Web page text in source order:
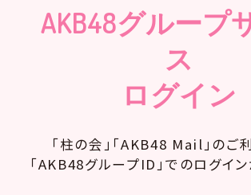
AKB48グループ
ス
ログイン
「柱の会」「AKB48 Mail」のご
「AKB48グループID」でのログイン